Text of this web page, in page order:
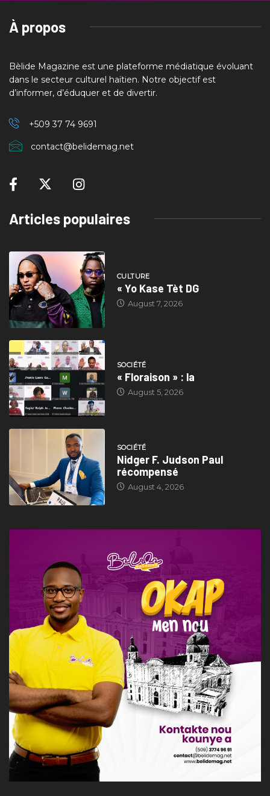
À propos
Bèlide Magazine est une plateforme médiatique évoluant
dans le secteur culturel haïtien. Notre objectif est
d’informer, d’éduquer et de divertir.
+509 37 74 9691
contact@belidemag.net
Articles populaires
CULTURE
« Yo Kase Tèt DG
August 7, 2026
SOCIÉTÉ
« Floraison » : la
August 5, 2026
SOCIÉTÉ
Nidger F. Judson Paul
récompensé
August 4, 2026